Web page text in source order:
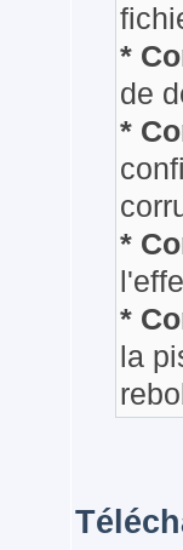
*
de
*
*
*
la